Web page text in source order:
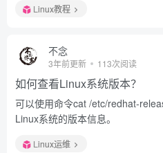
Linux教程
不念
3年前更新 113次阅读
如何查看Linux系统版本？
可以使用命令cat /etc/redhat-
Linux系统的版本信息。
Linux运维